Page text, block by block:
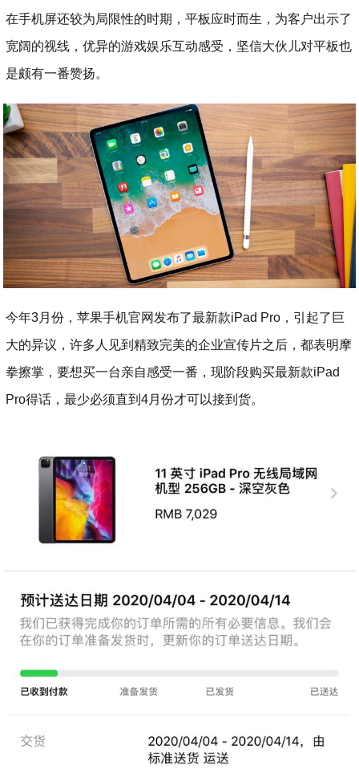
在手机屏还较为局限性的时期，平板应时而生，为客户出示了
宽阔的视线，优异的游戏娱乐互动感受，坚信大伙儿对平板也
是颇有一番赞扬。
今年3月份，苹果手机官网发布了最新款iPad Pro，引起了巨
大的异议，许多人见到精致完美的企业宣传片之后，都表明摩
拳擦掌，要想买一台亲自感受一番，现阶段购买最新款iPad
Pro得话，最少必须直到4月份才可以接到货。